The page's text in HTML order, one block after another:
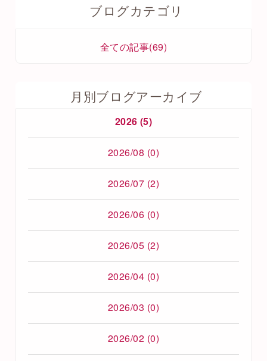
ブログカテゴリ
全ての記事(69)
月別ブログアーカイブ
2026 (5)
2026/08 (0)
2026/07 (2)
2026/06 (0)
2026/05 (2)
2026/04 (0)
2026/03 (0)
2026/02 (0)